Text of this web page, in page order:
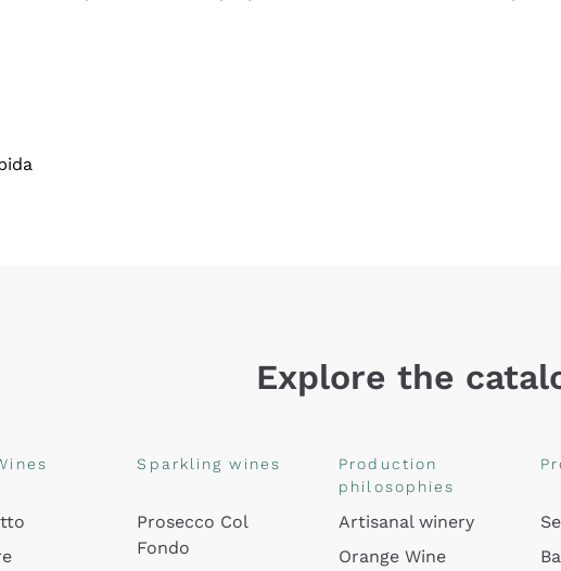
Explore the
Sparkling wines
Prosecco Col
Fondo
Production
philosophies
Artisanal winery
Orange Wine